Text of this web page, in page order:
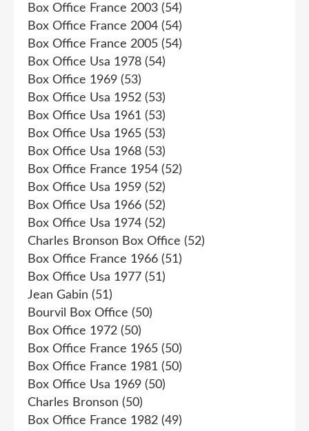
Box Office France 2003 (54)
Box Office France 2004 (54)
Box Office France 2005 (54)
Box Office Usa 1978 (54)
Box Office 1969 (53)
Box Office Usa 1952 (53)
Box Office Usa 1961 (53)
Box Office Usa 1965 (53)
Box Office Usa 1968 (53)
Box Office France 1954 (52)
Box Office Usa 1959 (52)
Box Office Usa 1966 (52)
Box Office Usa 1974 (52)
Charles Bronson Box Office (52)
Box Office France 1966 (51)
Box Office Usa 1977 (51)
Jean Gabin (51)
Bourvil Box Office (50)
Box Office 1972 (50)
Box Office France 1965 (50)
Box Office France 1981 (50)
Box Office Usa 1969 (50)
Charles Bronson (50)
Box Office France 1982 (49)